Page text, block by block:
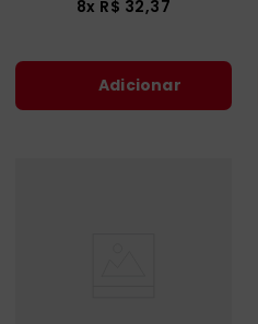
8x R$ 32,37
Adicionar